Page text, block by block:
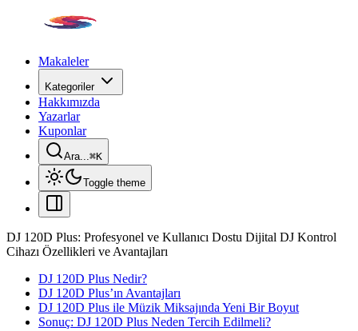
Makaleler
Kategoriler
Hakkımızda
Yazarlar
Kuponlar
Ara...⌘K
Toggle theme
DJ 120D Plus: Profesyonel ve Kullanıcı Dostu Dijital DJ Kontrol
Cihazı Özellikleri ve Avantajları
DJ 120D Plus Nedir?
DJ 120D Plus’ın Avantajları
DJ 120D Plus ile Müzik Miksajında Yeni Bir Boyut
Sonuç: DJ 120D Plus Neden Tercih Edilmeli?